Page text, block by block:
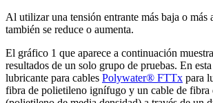
Al utilizar una tensión entrante más baja o más
también se reduce o aumenta.
El gráfico 1 que aparece a continuación
resultados de un solo grupo de pruebas. En
lubricante para cables Polywater® FTTx para
fibra de polietileno ignífugo y un cable de